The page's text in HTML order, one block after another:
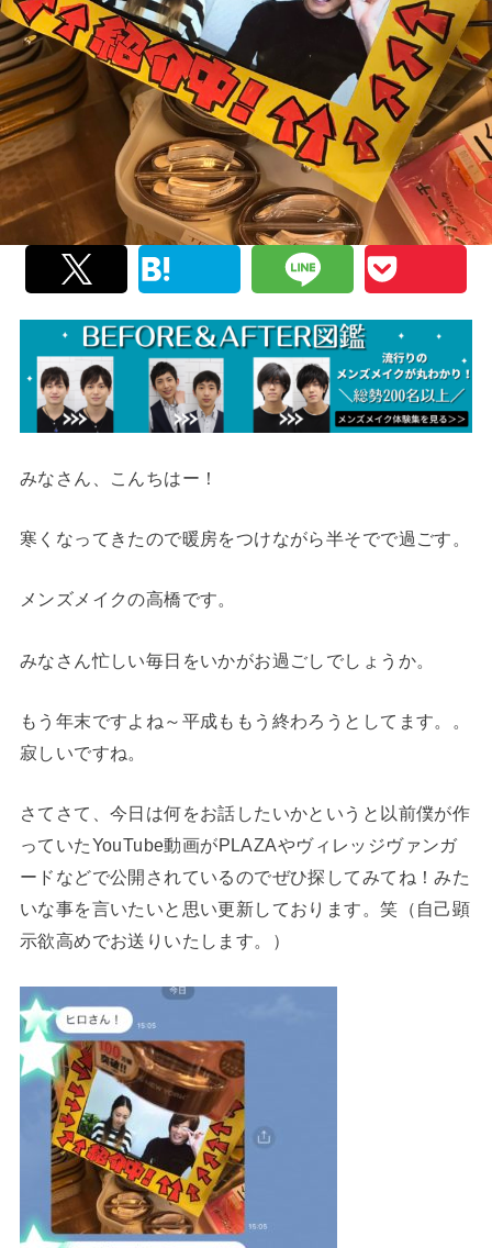
みなさん、こんちはー！
寒くなってきたので暖房をつけながら半そでで過ごす。
メンズメイクの高橋です。
みなさん忙しい毎日をいかがお過ごしでしょうか。
もう年末ですよね～平成ももう終わろうとしてます。。
寂しいですね。
さてさて、今日は何をお話したいかというと以前僕が作
っていたYouTube動画がPLAZAやヴィレッジヴァンガ
ードなどで公開されているのでぜひ探してみてね！みた
いな事を言いたいと思い更新しております。笑（自己顕
示欲高めでお送りいたします。）